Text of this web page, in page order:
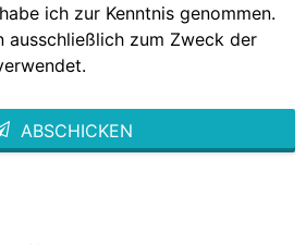
ich zur Kenntnis genommen.
ausschließlich zum Zweck der
ABSCHICKEN